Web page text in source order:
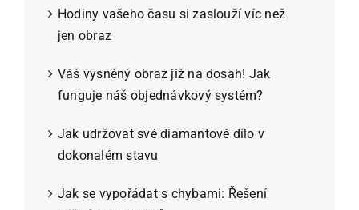
Hodiny vašeho času si zaslouží víc než
jen obraz
Váš vysněný obraz již na dosah! Jak
funguje náš objednávkový systém?
Jak udržovat své diamantové dílo v
dokonalém stavu
Jak se vypořádat s chybami: Řešení